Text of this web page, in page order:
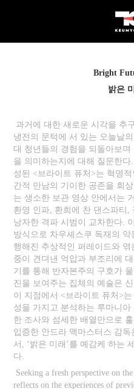
Bright
밝은
과거에 대한 새로운 시각을 추
냉전의 문턱에 서 있는 오늘날
대 청년들의 경험을 되돌아보
을 의미하는지에 대해 질문한
성된 <브라이트 퓨처>는 혁명
간적 만남의 기이한 공존을 회
는 생소한 보관 영상 안에서는
환영 인파, 환희에 찬 댄스파티,
낭자한 격파 시범이 교차한다.
방식으로 차우셰스쿠 독재의
행해진 추상적인 퍼레이드와
중이 견뎌낸 억압과 부조리에
기를 통해 반자본주의 구호가
진을 보여주는 집체의 예술은
이 지점에서 <브라이트 퓨처>
성을 가지고 분석하는 루마니
한 조사와 섬세한 배열만으로
입증한 안드라 맥마스터스 감독
서, ‘밝은 미래’를 예감케 하는
다.
Seeking a fresh perspective on
reflects on the experiences of